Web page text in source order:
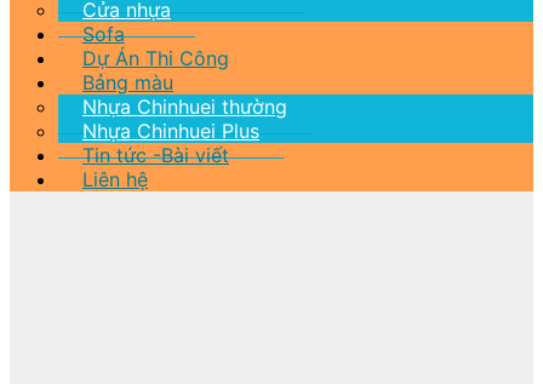
Cửa nhựa
Sofa
Dự Án Thi Công
Bảng màu
Nhựa Chinhuei thường
Nhựa Chinhuei Plus
Tin tức -Bài viết
Liên hệ